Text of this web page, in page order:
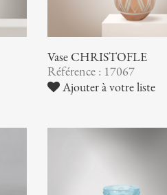
Vase CHRISTOFLE
Référence : 17067
Ajouter à votre liste